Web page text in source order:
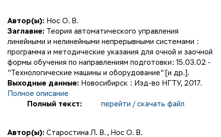
Автор(ы): Нос О. В.
Заглавие: Теория автоматического управления
линейными и нелинейными непрерывными системами :
программа и методические указания для очной и заочной
формы обучения по направлениям подготовки: 15.03.02 -
"Технологические машины и оборудование" [и др.].
Выходные данные: Новосибирск : Изд-во НГТУ, 2017.
Полное описание
Полный текст:
перейти / скачать файл
Автор(ы): Старостина Л. В. , Нос О. В.